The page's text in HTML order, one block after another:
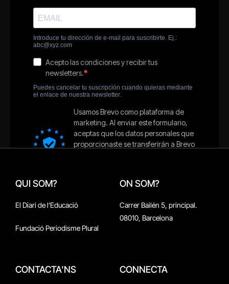
QUI SOM?
El Diari de l'Educació
Fundació Periodisme Plural
ON SOM?
Carrer Bailén 5, principal.
08010, Barcelona
CONTACTA'NS CONNECTA